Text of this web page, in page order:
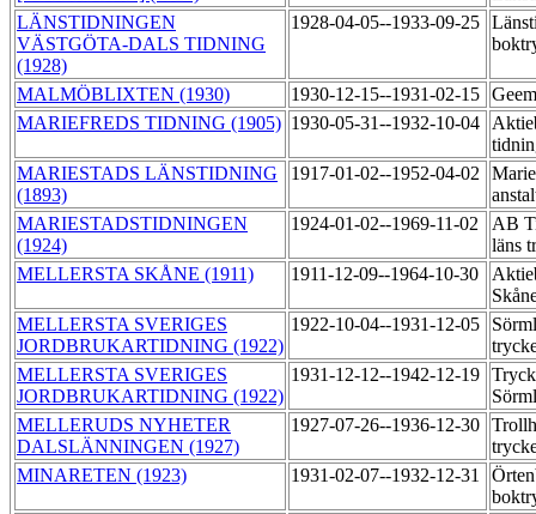
LÄNSTIDNINGEN
VÄSTGÖTA-DALS TIDNING
(1928)
1928-04-05--1933-09-25
MALMÖBLIXTEN (1930) 1930-12-15--1931-02-15
MARIEFREDS TIDNING (1905) 1930-05-31--1932-10-04
MARIESTADS LÄNSTIDNING
(1893)
1917-01-02--1952-04-02
MARIESTADSTIDNINGEN
(1924)
1924-01-02--1969-11-02
AB
läns
MELLERSTA SKÅNE (1911)
1911-12-09--1964-10-30
MELLERSTA SVERIGES
JORDBRUKARTIDNING (1922)
1922-10-04--1931-12-05
MELLERSTA SVERIGES
JORDBRUKARTIDNING (1922)
1931-12-12--1942-12-19
MELLERUDS NYHETER
DALSLÄNNINGEN (1927)
1927-07-26--1936-12-30
MINARETEN (1923)
1931-02-07--1932-12-31